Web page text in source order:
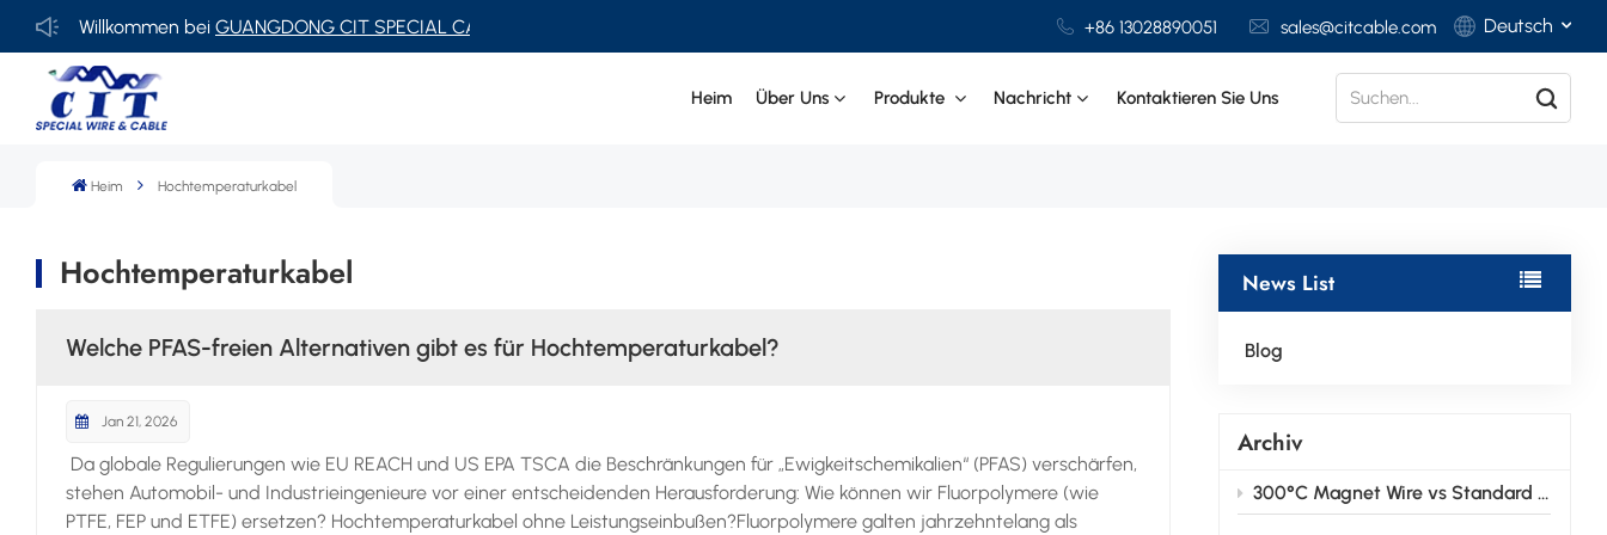
Willkommen beiGUANGDONG CIT SPECIAL CABLE Co., Ltd. +86 13028890051 sales@citcable.com Deutsch
Heim Über Uns Produkte Nachricht Kontaktieren Sie Uns
Heim Hochtemperaturkabel
News List
Blog
Archiv
300°C Magnet Wire vs Standard Magnet Wire: Key Differences Explained
Hochtemperaturkabel
Welche PFAS-freien Alternativen gibt es für Hochtemperaturkabel?
Jan 21, 2026
Da globale Regulierungen wie EU REACH und US EPA TSCA die Beschränkungen für „Ewigkeitschemikalien“ (PFAS) verschärfen,
stehen Automobil- und Industrieingenieure vor einer entscheidenden Herausforderung: Wie können wir Fluorpolymere (wie
PTFE, FEP und ETFE) ersetzen? Hochtemperaturkabel ohne Leistungseinbußen?Fluorpolymere galten jahrzehntelang als